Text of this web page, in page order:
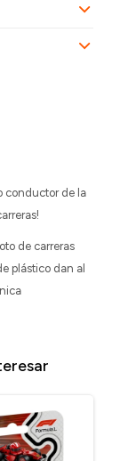
conductor de la
de carreras
plástico dan al